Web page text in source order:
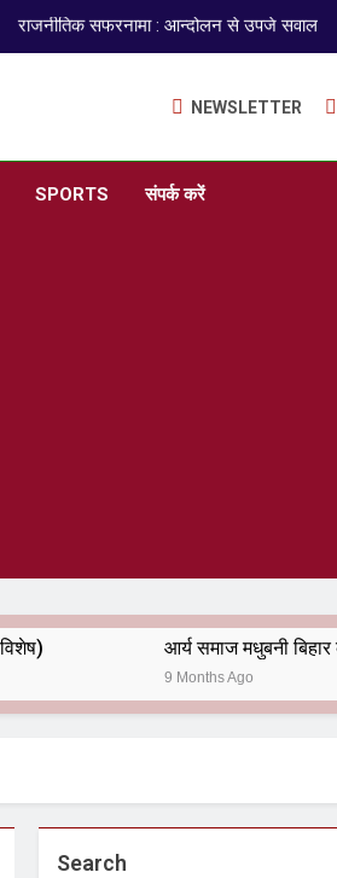
राजनीतिक सफरनामा : आन्दोलन से उपजे सवाल
ISO 9001:2015 Certified
NEWSLETTER
SPORTS संपर्क करें
आर्य समाज मधुबनी बिहार का शताब्दी समारोह
Search